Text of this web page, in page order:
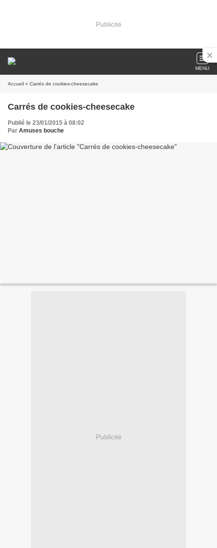
Publicité
MENU
Accueil » Carrés de cookies-cheesecake
Carrés de cookies-cheesecake
Publié le 23/01/2015 à 08:02
Par Amuses bouche
Publicité